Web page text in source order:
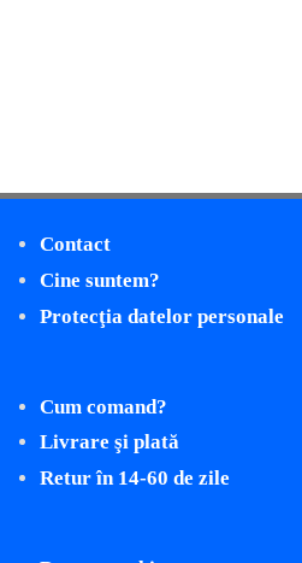
Contact
Cine suntem?
Protecţia datelor personale
Cum comand?
Livrare şi plată
Retur în 14-60 de zile